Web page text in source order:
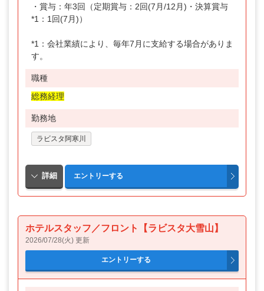
・賞与：年3回（定期賞与：2回(7月/12月)・決算賞与
*1：1回(7月)）
*1：会社業績により、毎年7月に支給する場合がありま
す。
職種
総務経理
勤務地
ラビスタ阿寒川
ホテルスタッフ／フロント【ラビスタ大雪山】
2026/07/28(火) 更新